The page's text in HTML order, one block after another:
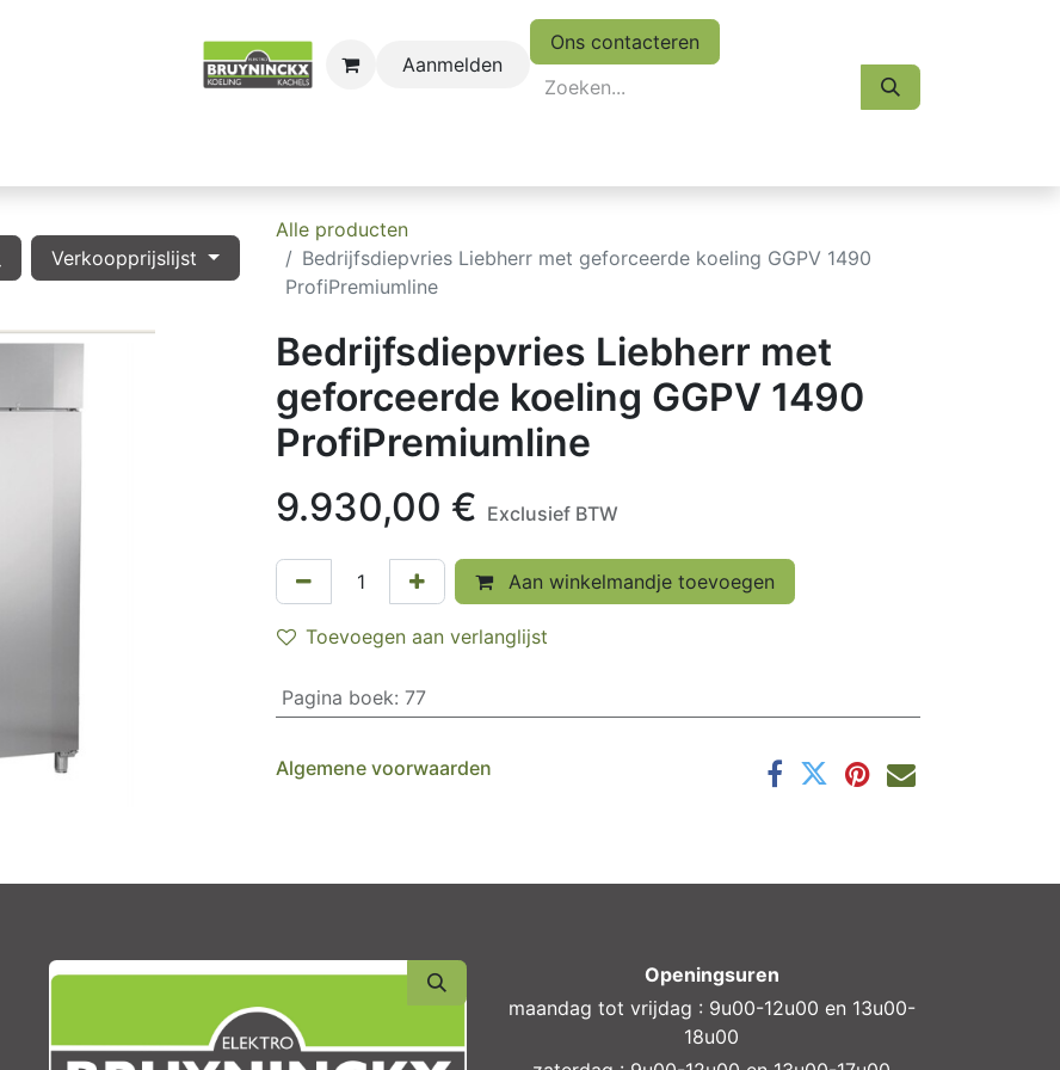
Aanmelden
Ons contacteren
Verkoopprijslijst
Alle producten
Bedrijfsdiepvries Liebherr met geforceerde koeling GGPV 1490
ProfiPremiumline
Bedrijfsdiepvries Liebherr met
geforceerde koeling GGPV 1490
ProfiPremiumline
9.930,00 € Exclusief BTW
Aan winkelmandje toevoegen
Toevoegen aan verlanglijst
Pagina boek: 77
Algemene voorwaarden
Openingsuren
maandag tot vrijdag : 9u00-12u00 en 13u00-
18u00